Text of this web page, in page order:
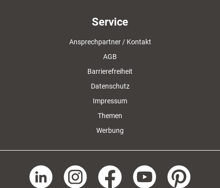
Service
Ansprechpartner / Kontakt
AGB
Barrierefreiheit
Datenschutz
Impressum
Themen
Werbung